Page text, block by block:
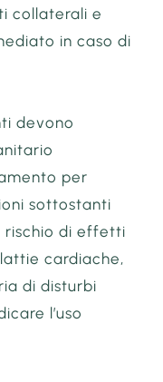
collaterali e
in caso di
devono
per
sottostanti
rischio di effetti
cardiache,
di disturbi
l’uso